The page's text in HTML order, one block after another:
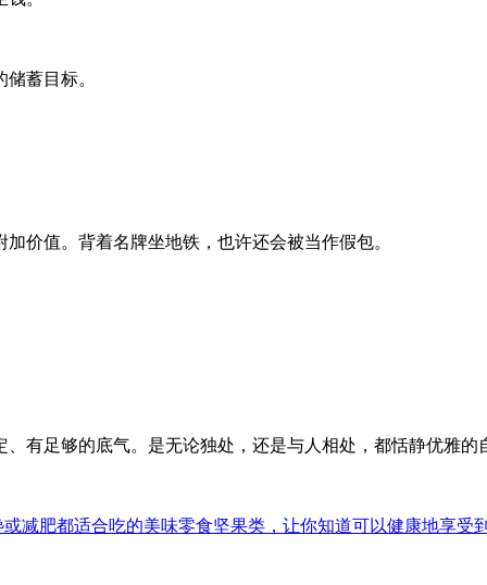
蓄目标。
价值。背着名牌坐地铁，也许还会被当作假包。
有足够的底气。是无论独处，还是与人相处，都恬静优雅的
或减肥都适合吃的美味零食坚果类，让你知道可以健康地享受